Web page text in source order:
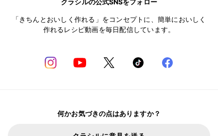
「きちんとおいしく作れる」をコンセプトに、簡単においしく
作れるレシピ動画を毎日配信しています。
何かお気づきの点はありますか？